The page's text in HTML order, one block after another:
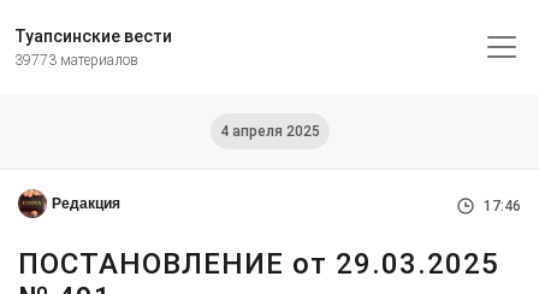
Туапсинские вести
39773 материалов
4 апреля 2025
Редакция 17:46
ПОСТАНОВЛЕНИЕ от 29.03.2025